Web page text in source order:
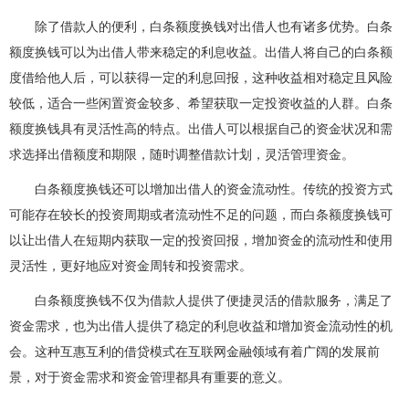
除了借款人的便利，白条额度换钱对出借人也有诸多优势。白条
额度换钱可以为出借人带来稳定的利息收益。出借人将自己的白条额
度借给他人后，可以获得一定的利息回报，这种收益相对稳定且风险
较低，适合一些闲置资金较多、希望获取一定投资收益的人群。白条
额度换钱具有灵活性高的特点。出借人可以根据自己的资金状况和需
求选择出借额度和期限，随时调整借款计划，灵活管理资金。
白条额度换钱还可以增加出借人的资金流动性。传统的投资方式
可能存在较长的投资周期或者流动性不足的问题，而白条额度换钱可
以让出借人在短期内获取一定的投资回报，增加资金的流动性和使用
灵活性，更好地应对资金周转和投资需求。
白条额度换钱不仅为借款人提供了便捷灵活的借款服务，满足了
资金需求，也为出借人提供了稳定的利息收益和增加资金流动性的机
会。这种互惠互利的借贷模式在互联网金融领域有着广阔的发展前
景，对于资金需求和资金管理都具有重要的意义。